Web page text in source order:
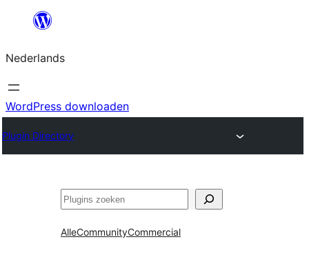
de
inhoud
Nederlands
WordPress downloaden
Plugin Directory
Zoeken
AlleCommunityCommercial